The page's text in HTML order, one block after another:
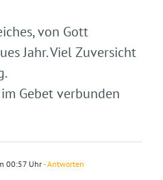
von Gott
Jahr. Viel Zuversicht
Gebet verbunden
00:57 Uhr- Antworten